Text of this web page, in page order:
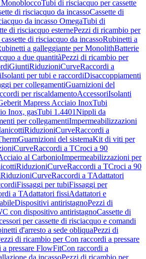
Tubi di risciacquo per cassette
di risciacquo da incassoCassette di
da incasso OmegaTubi di
di risciacquo esternePezzi di ricambio per
di risciacquo da incassoRubinetti a
a galleggiante per MonolithBatterie
a due quantitàPezzi di ricambio per
GiuntiRiduzioniCurveRaccordi a
Isolanti per tubi e raccordiDisaccoppiamenti
per collegamentiGuarnizioni del
per riscaldamentoAccessoriIsolanti
Mapress Acciaio InoxTubi
Inox, gasTubi 1.4401Nippli da
per collegamentiImpermeabilizzazioni
RiduzioniCurveRaccordi a
Guarnizioni del sistemaKit di viti per
CurveRaccordi a TCroci a 90
al CarbonioImpermeabilizzazioni per
RiduzioniCurveRaccordi a TCroci a 90
RiduzioniCurveRaccordi a TAdattatori
Fissaggi per tubiFissaggi per
a TAdattatori fissiAdattatori e
Dispositivi antiristagnoPezzi di
con dispositivo antiristagnoCassette di
per cassette di risciacquo e comandi
d'arresto a sede obliquaPezzi di
di ricambio per Con raccordi a pressare
pressare FlowFitCon raccordi a
da incassoPezzi di ricambio per